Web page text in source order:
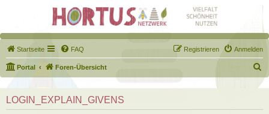
Startseite FAQ Anmelden
Registrieren
Portal Foren-Übersicht
u
h
LOGIN_EXPLAIN_GIVENS